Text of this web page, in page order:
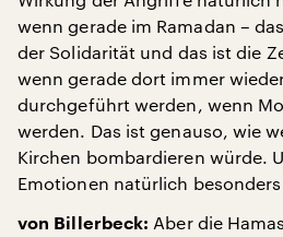
wenn gerade im Ramadan –
der Solidarität und das ist die
wenn gerade dort immer
durchgeführt werden, wenn
werden. Das ist genauso, wie
Kirchen bombardieren würde.
Emotionen natürlich
von Billerbeck: Aber die